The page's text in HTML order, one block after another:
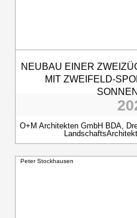
NEUBAU EINER
MIT ZWEIFELD-
O+M Architekten GmbH BDA,
Peter Stockhausen